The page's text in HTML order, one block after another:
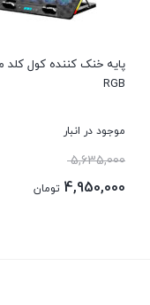
RGB
موجود در انبار
5,635,000
4,950,000 تومان